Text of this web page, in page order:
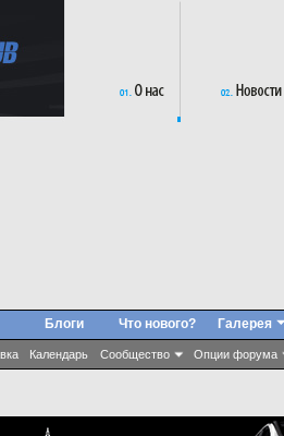
Календарь Сообщество Опции форума
Блоги Что нового? Галерея